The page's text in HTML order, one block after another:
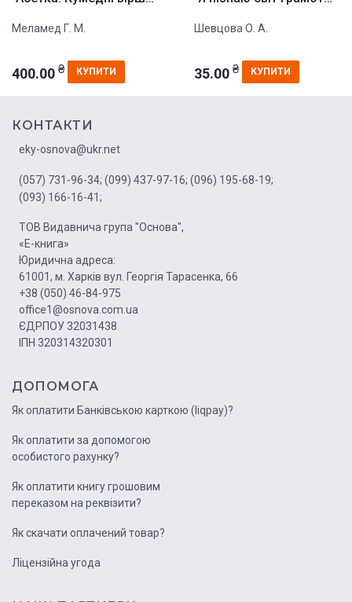
Меламед Г. М.
400.00 ₴ КУПИТИ
Шевцова О. А.
35.00 ₴ КУПИТИ
КОНТАКТИ
eky-osnova@ukr.net
(057) 731-96-34; (099) 437-97-16; (096) 195-68-19;
(093) 166-16-41;
ТОВ Видавнича група "Основа",
«Е-книга»
Юридична адреса:
61001, м. Харків вул. Георгія Тарасенка, 66
+38 (050) 46-84-975
office1@osnova.com.ua
ЄДРПОУ 32031438
ІПН 320314320301
ДОПОМОГА
Як оплатити Банківською карткою (liqpay)?
Як оплатити за допомогою
особистого рахунку?
Як оплатити книгу грошовим
переказом на реквізити?
Як скачати оплачений товар?
Ліцензійна угода